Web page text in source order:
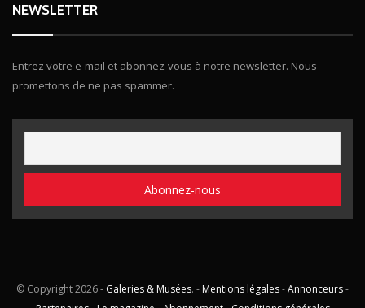
NEWSLETTER
Entrez votre e-mail et abonnez-vous à notre newsletter. Nous
promettons de ne pas spammer.
© Copyright2026 - Galeries & Musées. - Mentions légales-Annonceurs-